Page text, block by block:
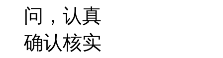
问，认真
确认核实